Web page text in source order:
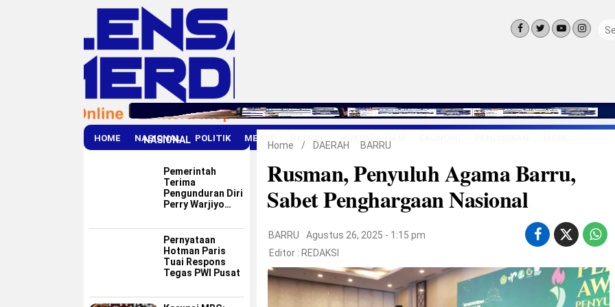
HOME NASIONAL POLITIK METRO
OPINI
NASIONAL
Pemerintah
Terima
Pengunduran Diri
Perry Warjiyo
Indonesia
Pernyataan
Hotman Paris
Tuai Respons
Tegas PWI Pusat
Home / DAERAH BARRU
Rusman, Penyuluh Agama Barru,
Sabet Penghargaan Nasional
BARRU
Agustus 26, 2025 - 1:15 pm
Editor : REDAKSI